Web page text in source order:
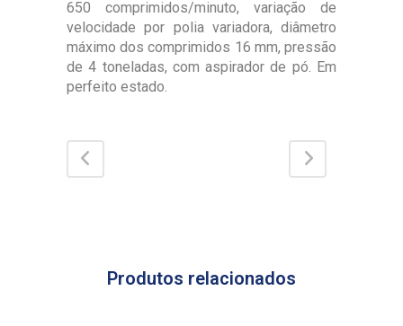
650 comprimidos/minuto, variação de
velocidade por polia variadora, diâmetro
máximo dos comprimidos 16 mm, pressão
de 4 toneladas, com aspirador de pó. Em
perfeito estado.
Produtos relacionados